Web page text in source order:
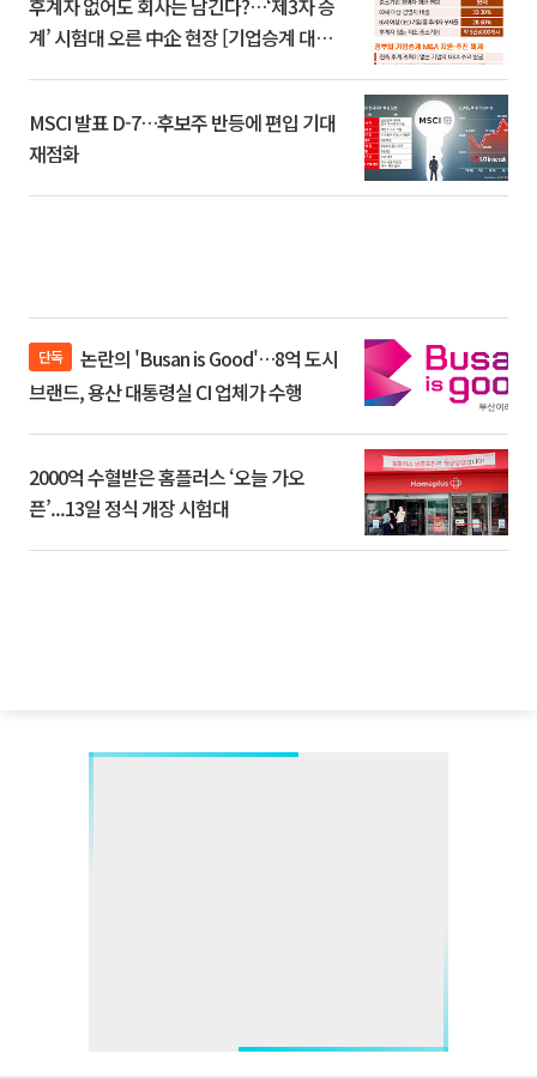
후계자 없어도 회사는 남긴다?…‘제3자 승
계’ 시험대 오른 中企 현장 [기업승계 대전
MSCI 발표 D-7…후보주 반등에 편입 기대
재점화
단독
브랜드, 용산 대통령실 CI 업체가 수행
2000억 수혈받은 홈플러스 ‘오늘 가오
픈’...13일 정식 개장 시험대